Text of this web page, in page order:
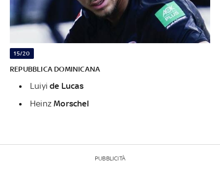
15/20
REPUBBLICA DOMINICANA
Luiyide Lucas
HeinzMorschel
PUBBLICITÀ